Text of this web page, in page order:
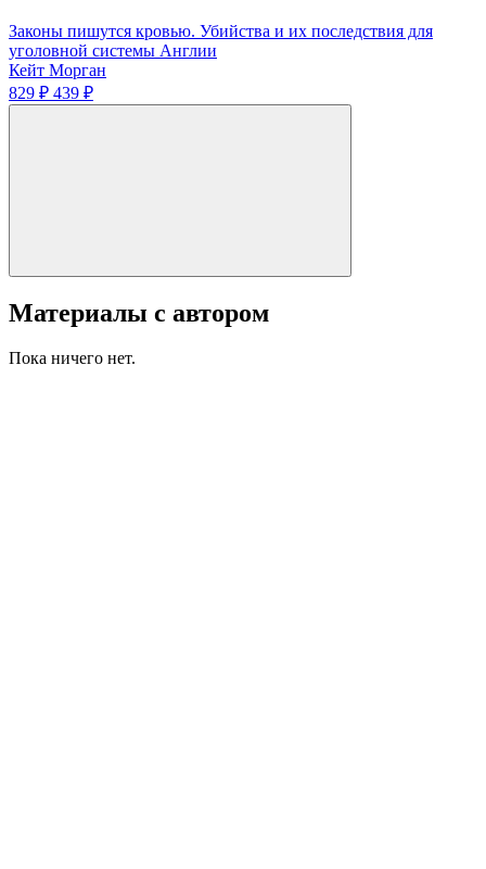
Законы пишутся кровью. Убийства и их последствия для
уголовной системы Англии
Кейт Морган
829 ₽ 439 ₽
Материалы с автором
Пока ничего нет.